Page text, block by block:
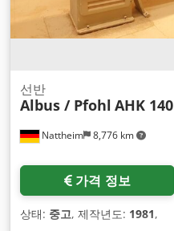
Nattheim 8,776 km
선반
Albus / Pfohl AHK 140
가격 정보
상태: 중고, 제작년도: 1981,